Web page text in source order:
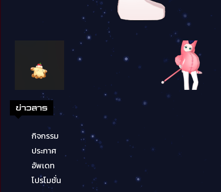
ข่าวสาร
กิจกรรม
ประกาศ
อัพเดท
โปรโมชั่น